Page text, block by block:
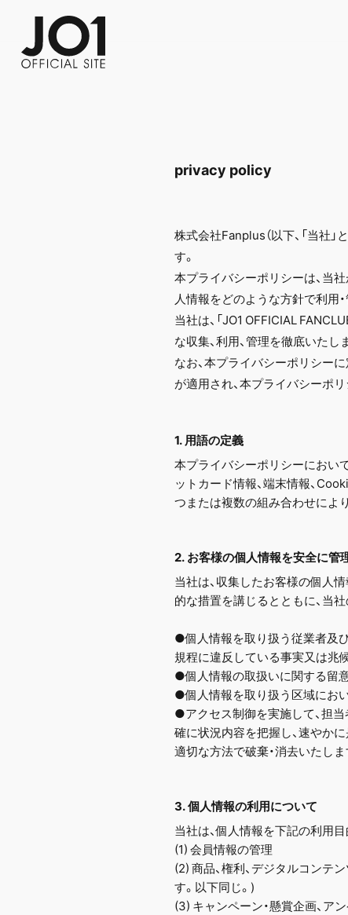
FC NEWSPHOTO MOVIE
privacy policy
株式会社Fanplus（以下、「当社
す。
本プライバシーポリシーは、当
人情報をどのような方針で利用
当社は、「JO1 OFFICIAL
な収集、利用、管理を徹底いたし
なお、本プライバシーポリシー
が適用され、本プライバシーポ
1. 用語の定義
本プライバシーポリシーにおいて
ットカード情報、端末情報、
つまたは複数の組み合わせによ
2. お客様の個人情報を安全に管
当社は、収集したお客様の個人
的な措置を講じるとともに、当
●個人情報を取り扱う従業者及
規程に違反している事実又は兆
●個人情報の取扱いに関する留
●個人情報を取り扱う区域にお
●アクセス制御を実施して、担
確に状況内容を把握し、速やか
適切な方法で破棄・消去いたしま
3. 個人情報の利用について
当社は、個人情報を下記の利用
(1) 会員情報の管理
(2) 商品、権利、デジタルコンテ
す。以下同じ。)
(3) キャンペーン・懸賞企画、ア